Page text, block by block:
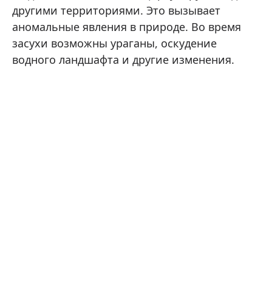
другими территориями. Это вызывает
аномальные явления в природе. Во время
засухи возможны ураганы, оскудение
водного ландшафта и другие изменения.